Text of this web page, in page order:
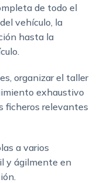
de todo el
vehículo, la
hasta la
organizar el taller
exhaustivo
ficheros relevantes
a varios
y ágilmente en